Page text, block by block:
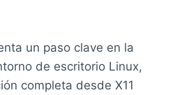
un paso clave en la
de escritorio Linux,
completa desde X11